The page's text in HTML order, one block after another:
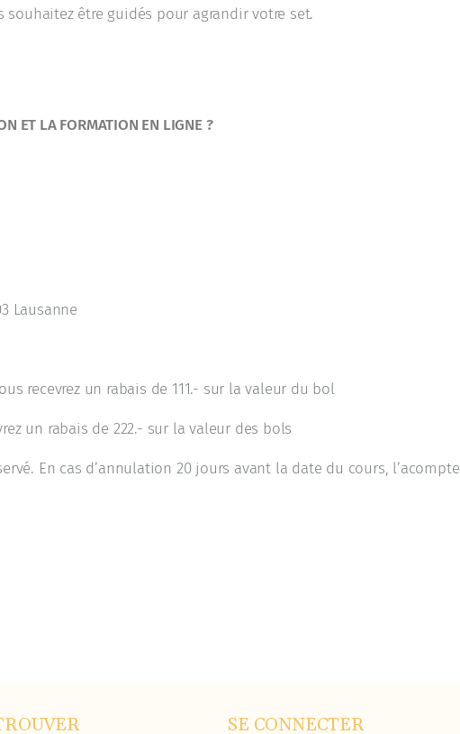
souhaitez être guidés pour agrandir votre set.
ET LA FORMATION EN LIGNE ?
Lausanne
recevrez un rabais de 111.- sur la valeur du bol
un rabais de 222.- sur la valeur des bols
En cas d’annulation 20 jours avant la date du cours, l’acompte
SE CONNECTER